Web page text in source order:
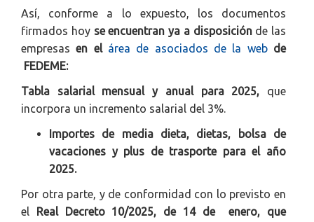
Así, conforme a lo expuesto, los documentos
firmados hoy se encuentran ya a disposiciónde las
empresasen el área de asociados de la webde
FEDEME:
Tabla salarial mensual y anual para 2025, que
incorpora un incremento salarial del 3%.
Importes de media dieta, dietas, bolsa de
vacaciones y plus de trasporte para el año
2025.
Por otra parte, y de conformidad con lo previsto en
el Real Decreto 10/2025, de 14 de enero, que